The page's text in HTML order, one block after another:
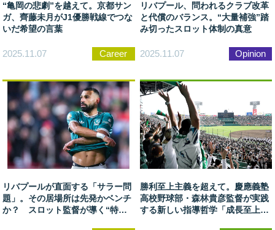
“亀岡の悲劇”を越えて。京都サン
ガ、齊藤未月がJ1優勝戦線でつな
いだ希望の言葉
2025.11.07 Career
リバプール、問われるクラブ改革
と代償のバランス。“大量補強”踏
み切ったスロット体制の真意
2025.11.07 Opinion
リバプールが直面する「サラー問
題」。その居場所は先発かベンチ
か？ スロット監督が導く“特別
勝利至上主義を超えて。慶應義塾
高校野球部・森林貴彦監督が実践
する新しい指導哲学「成長至上主